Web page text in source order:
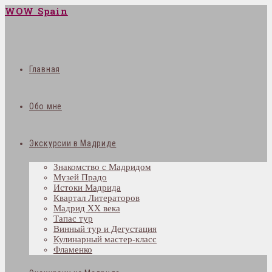
WOW Spain
Главная
Обо мне
Экскурсии в Мадриде
Знакомство с Мадридом
Музей Прадо
Истоки Мадрида
Квартал Литераторов
Мадрид XX века
Тапас тур
Винный тур и Дегустация
Кулинарный мастер-класс
Фламенко